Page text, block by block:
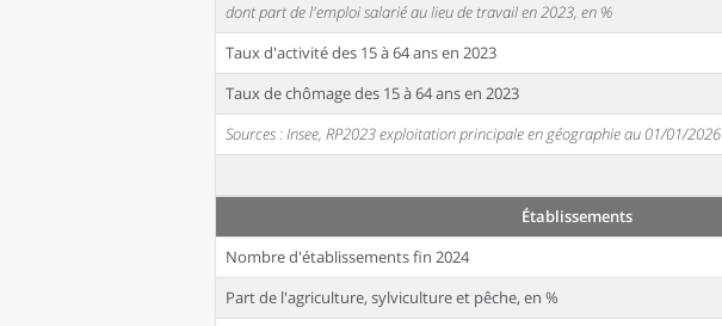
dont part de l'emploi salarié au lieu de travail en 2023, en %
Taux d'activité des 15 à 64 ans en 2023
Taux de chômage des 15 à 64 ans en 2023
Sources : Insee, RP2023 exploitation principale en géographie au 01/01/2026
Établissements
Nombre d'établissements fin 2024
Part de l'agriculture, sylviculture et pêche, en %